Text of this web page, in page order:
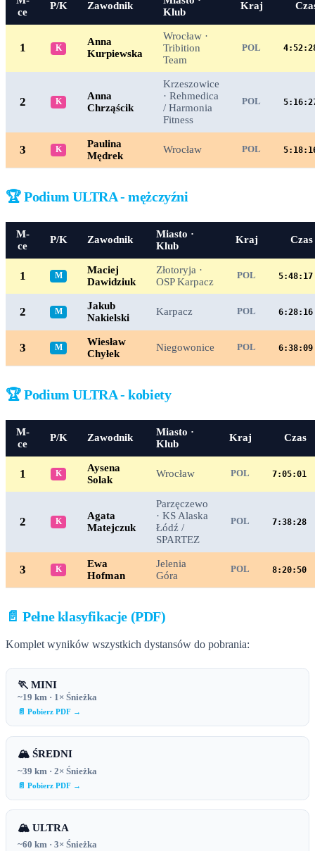
ce
P/K Zawodnik
Klub
Kraj
1 K
Anna
Kurpiewska
Wrocław ·
Tribition
Team
POL
2 K
Anna
Chrząścik
Krzeszowice
· Rehmedica
/ Harmonia
Fitness
POL
3 K
Paulina
Mędrek
Wrocław POL
🏆 Podium ULTRA - mężczyźni
M-
ce
P/K Zawodnik
Miasto ·
Klub
Kraj Czas
1 M
Maciej
Dawidziuk
Złotoryja ·
OSP Karpacz
POL 5:48:17
2 M
Jakub
Nakielski
Karpacz POL 6:28:16
3 M
Wiesław
Chyłek
Niegowonice POL 6:38:09
🏆 Podium ULTRA - kobiety
M-
ce
P/K Zawodnik
Miasto ·
Klub
Kraj Czas
1 K
Aysena
Solak
Wrocław POL 7:05:01
2 K
Agata
Matejczuk
Parzęczewo
· KS Alaska
Łódź /
SPARTEZ
POL 7:38:28
3 K
Ewa
Hofman
Jelenia
Góra
POL 8:20:50
📄 Pełne klasyfikacje (PDF)
Komplet wyników wszystkich dystansów do pobrania:
🏃 MINI
~19 km · 1× Śnieżka
📄 Pobierz PDF →
🏔 ŚREDNI
~39 km · 2× Śnieżka
📄 Pobierz PDF →
🏔 ULTRA
~60 km · 3× Śnieżka